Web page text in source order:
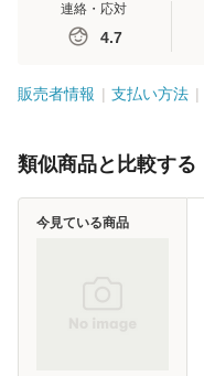
連絡・応対
4.7
販売者情報 支払い方法
類似商品と比較する
今見ている商品